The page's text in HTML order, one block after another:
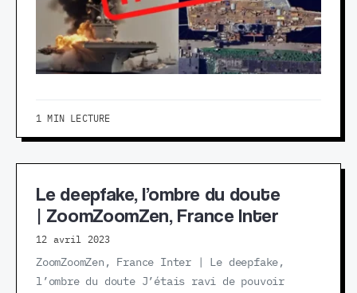
1 MIN LECTURE
Le deepfake, l’ombre du doute
| ZoomZoomZen, France Inter
12 avril 2023
ZoomZoomZen, France Inter | Le deepfake,
l’ombre du doute J’étais ravi de pouvoir